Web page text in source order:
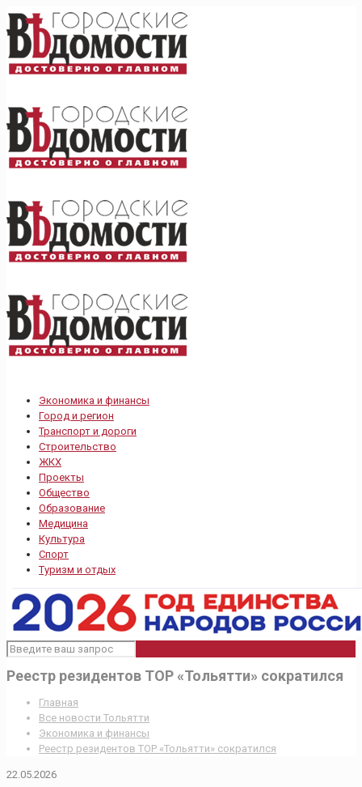
Экономика и финансы
Город и регион
Транспорт и дороги
Строительство
ЖКХ
Проекты
Общество
Образование
Медицина
Культура
Спорт
Туризм и отдых
Реестр резидентов ТОР «Тольятти» сократился
Главная
Все новости Тольятти
Экономика и финансы
Реестр резидентов ТОР «Тольятти» сократился
22.05.2026